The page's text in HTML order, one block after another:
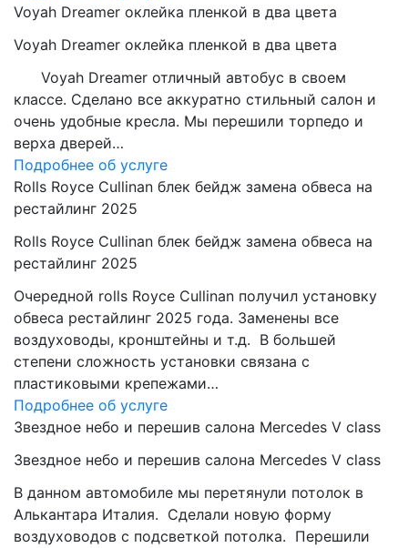
Voyah Dreamer оклейка пленкой в два цвета
Voyah Dreamer оклейка пленкой в два цвета
Voyah Dreamer отличный автобус в своем
классе. Сделано все аккуратно стильный салон и
очень удобные кресла. Мы перешили торпедо и
верха дверей…
Подробнее об услуге
Rolls Royce Cullinan блек бейдж замена обвеса на
рестайлинг 2025
Rolls Royce Cullinan блек бейдж замена обвеса на
рестайлинг 2025
Очередной rolls Royce Cullinan получил установку
обвеса рестайлинг 2025 года. Заменены все
воздуховоды, кронштейны и т.д. В большей
степени сложность установки связана с
пластиковыми крепежами…
Подробнее об услуге
Звездное небо и перешив салона Mercedes V class
Звездное небо и перешив салона Mercedes V class
В данном автомобиле мы перетянули потолок в
Алькантара Италия. Сделали новую форму
воздуховодов с подсветкой потолка. Перешили